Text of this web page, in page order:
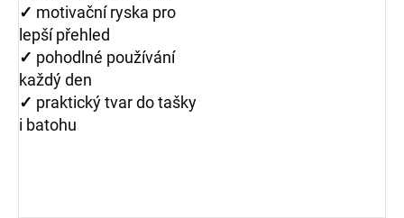
✓ motivační ryska pro
lepší přehled
✓ pohodlné používání
každý den
✓ praktický tvar do tašky
i batohu